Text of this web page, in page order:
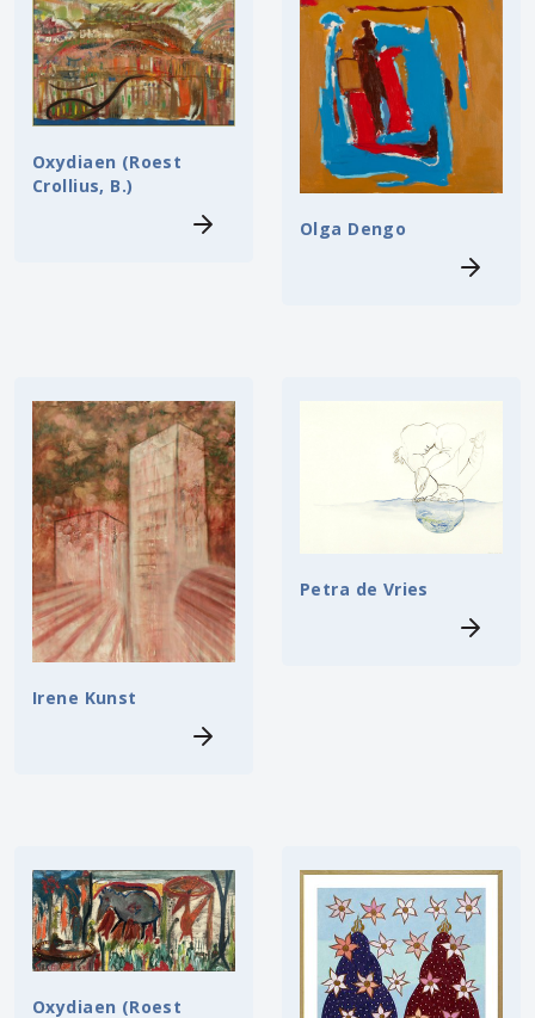
Oxydiaen (Roest
Crollius, B.)
Olga Dengo
Irene Kunst
Petra de Vries
Oxydiaen (Roest